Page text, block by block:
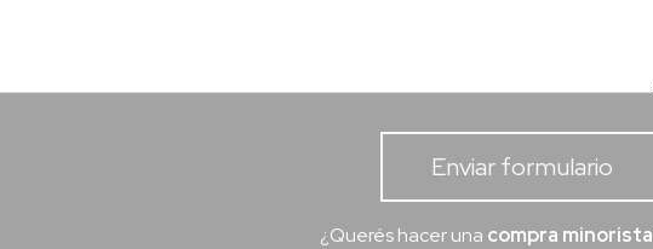
Enviar formulario
¿Querés hacer una compra minorista